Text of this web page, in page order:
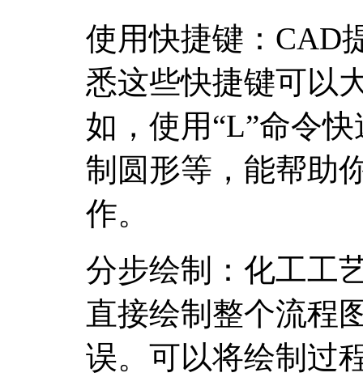
使用快捷键：CAD
悉这些快捷键可以
如，使用“L”命令
制圆形等，能帮助
作。
分步绘制：化工工
直接绘制整个流程
误。可以将绘制过